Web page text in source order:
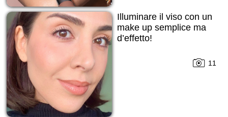
Illuminare il viso con un
make up semplice ma
d’effetto!
11